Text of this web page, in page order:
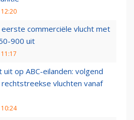
commerciële vlucht met
900 uit
op ABC-eilanden: volgend
vluchten vanaf